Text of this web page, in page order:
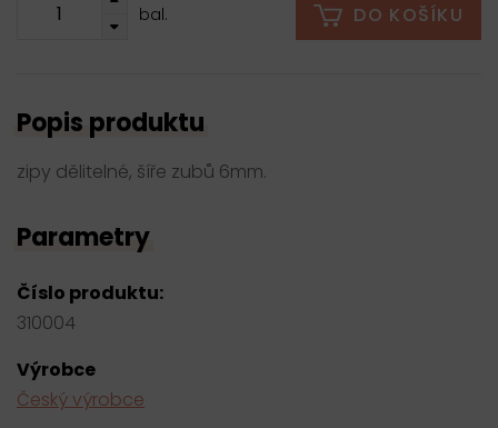
bal. DO KOŠÍKU
Popis produktu
zipy dělitelné, šíře zubů 6mm.
Parametry
Číslo produktu:
310004
Výrobce
Český výrobce